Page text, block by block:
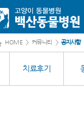
HOME > 커뮤니티 > 공지사항
치료후기